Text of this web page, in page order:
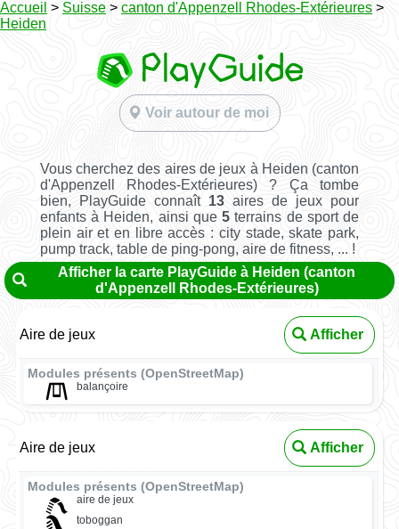
Accueil > Suisse > canton d'Appenzell Rhodes-Extérieures >
Heiden
Voir autour de moi
Vous cherchez des aires de jeux à Heiden (canton
d'Appenzell Rhodes-Extérieures) ? Ça tombe
bien, PlayGuide connaît 13aires de jeux pour
enfants à Heiden, ainsi que5 terrains de sport de
plein air et en libre accès : city stade, skate park,
pump track, table de ping-pong, aire de fitness, ... !
Afficher la carte PlayGuide à Heiden (canton
d'Appenzell Rhodes-Extérieures)
Aire de jeux Afficher
Modules présents (OpenStreetMap)
balançoire
Aire de jeux Afficher
Modules présents (OpenStreetMap)
aire de jeux
toboggan